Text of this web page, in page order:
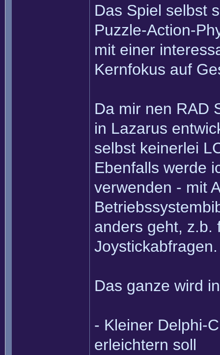
Das Spiel selbst
Puzzle-Action-
mit einer
Kernfokus auf
Da mir nen RAD
in Lazarus
selbst keinerlei
Ebenfalls werde
verwenden - mit
anders geht, z.b.
Joystickabfragen.
Das ganze wird
- Kleiner Delphi-
erleichtern soll